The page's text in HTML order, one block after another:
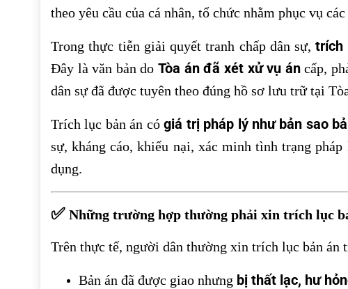
theo yêu cầu của cá nhân, tổ chức nhằm phục vụ
Trong thực tiễn giải quyết tranh chấp dân sự,trích
Đây là văn bản doTòa án đã xét xử vụ áncấp,
dân sự đã được tuyên theo đúng hồ sơ lưu trữ tại
Trích lục bản án cógiá trị pháp lý như bản sao
sự, kháng cáo, khiếu nại, xác minh tình trạng
dụng.
✅ Những trường hợp thường phải xin trích lục
Trên thực tế, người dân thường xin trích lục bản án
Bản án đã được giao nhưng bị thất lạc, hư